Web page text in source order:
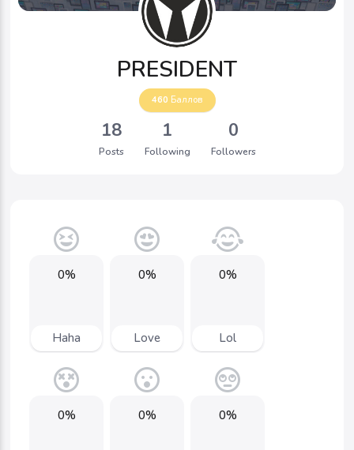
PRESIDENT
460 Баллов
18
Posts
1
Following
0
Followers
0%
Haha
0%
Love
0%
Lol
0% 0% 0%